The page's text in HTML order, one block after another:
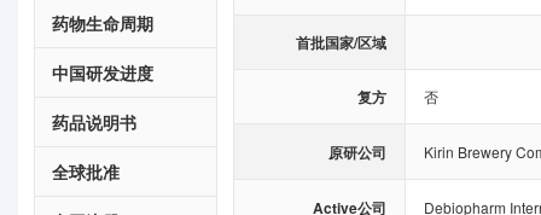
药物生命周期
中国研发进度
药品说明书
全球批准
首批国家/区域
复方 否
原研公司 Kirin Brewery
Active公司 Debiopharm